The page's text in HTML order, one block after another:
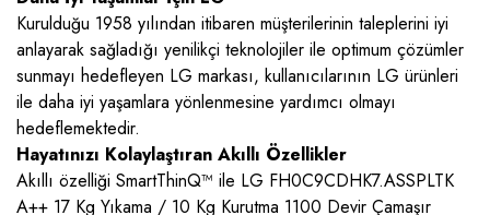
Kurulduğu 1958 yılından itibaren müşterilerinin taleplerini iyi
anlayarak sağladığı yenilikçi teknolojiler ile optimum çözümler
sunmayı hedefleyen LG markası, kullanıcılarının LG ürünleri
ile daha iyi yaşamlara yönlenmesine yardımcı olmayı
hedeflemektedir.
Hayatınızı Kolaylaştıran Akıllı Özellikler
Akıllı özelliği SmartThinQ™ ile LG FH0C9CDHK7.ASSPLTK
A++ 17 Kg Yıkama / 10 Kg Kurutma 1100 Devir Çamaşır